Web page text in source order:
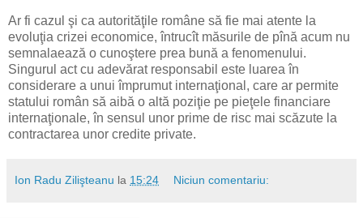
Ar fi cazul şi ca autorităţile române să fie mai atente la
evoluţia crizei economice, întrucît măsurile de pînă acum nu
semnalaează o cunoştere prea bună a fenomenului.
Singurul act cu adevărat responsabil este luarea în
considerare a unui împrumut internaţional, care ar permite
statului român să aibă o altă poziţie pe pieţele financiare
internaţionale, în sensul unor prime de risc mai scăzute la
contractarea unor credite private.
Ion Radu Zilişteanu la 15:24 Niciun comentariu: